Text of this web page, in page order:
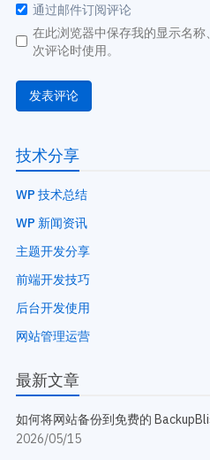
通过邮件订阅评论
在此浏览器中保存我的显示名
次评论时使用。
技术分享
WP 技术总结
WP 新闻资讯
主题开发分享
前端开发技巧
后台开发使用
网站管理运营
最新文章
如何将网站备份到免费的
2026/05/15